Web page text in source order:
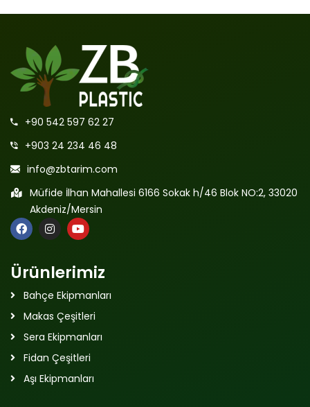
+90 542 597 62 27
+903 24 234 46 48
info@zbtarim.com
Müfide İlhan Mahallesi 6166 Sokak h/46 Blok NO:2, 33020
Akdeniz/Mersin
Ürünlerimiz
Bahçe Ekipmanları
Makas Çeşitleri
Sera Ekipmanları
Fidan Çeşitleri
Aşı Ekipmanları